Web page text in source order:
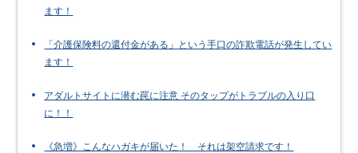
ます！
「介護保険料の還付金がある」という手口の詐欺電話が発生してい
ます！
アダルトサイトに潜む罠に注意 そのタップがトラブルの入り口
に！！
《急増》こんなハガキが届いた！ それは架空請求です！